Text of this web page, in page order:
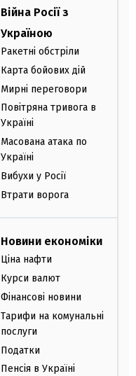
Війна Росії з
Україною
Ракетні обстріли
Карта бойових дій
Мирні переговори
Повітряна тривога в
Україні
Масована атака по
Україні
Вибухи у Росії
Втрати ворога
Новини економіки
Ціна нафти
Курси валют
Фінансові новини
Тарифи на комунальні
послуги
Податки
Пенсія в Україні